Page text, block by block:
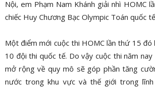
Nội, em Phạm Nam Khánh giải nhì HOMC
chiếc Huy Chương Bạc Olympic Toán quốc
Một điểm mới cuộc thi HOMC lần thứ 15 đó
10 đội thi quốc tế. Do vậy cuộc thi năm
mở rộng về quy mô sẽ góp phần tăng
nước trong khu vực và thế giới trong